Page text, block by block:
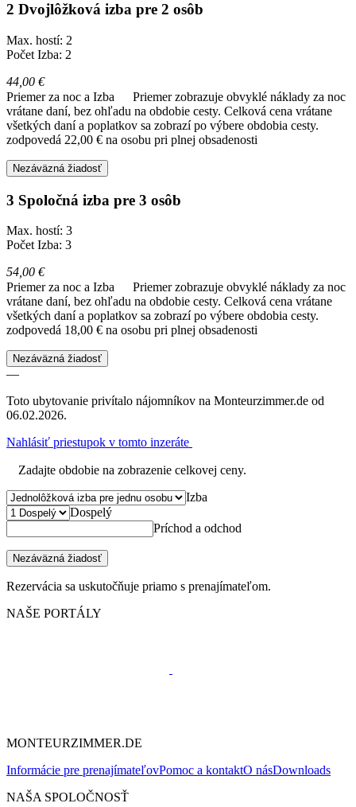
2 Dvojlôžková izba pre 2 osôb
Max. hostí: 2
Počet Izba: 2
44,00 €
Priemer za noc a Izba
Priemer zobrazuje obvyklé náklady za noc
vrátane daní, bez ohľadu na obdobie cesty. Celková cena vrátane
všetkých daní a poplatkov sa zobrazí po výbere obdobia cesty.
zodpovedá 22,00 € na osobu pri plnej obsadenosti
Nezáväzná žiadosť
3 Spoločná izba pre 3 osôb
Max. hostí: 3
Počet Izba: 3
54,00 €
Priemer za noc a Izba
Priemer zobrazuje obvyklé náklady za noc
vrátane daní, bez ohľadu na obdobie cesty. Celková cena vrátane
všetkých daní a poplatkov sa zobrazí po výbere obdobia cesty.
zodpovedá 18,00 € na osobu pri plnej obsadenosti
Nezáväzná žiadosť
—
Toto ubytovanie privítalo nájomníkov na Monteurzimmer.de od
06.02.2026.
Nahlásiť priestupok v tomto inzeráte
Zadajte obdobie na zobrazenie celkovej ceny.
Izba
Dospelý
Príchod a odchod
Nezáväzná žiadosť
Rezervácia sa uskutočňuje priamo s prenajímateľom.
NAŠE PORTÁLY
MONTEURZIMMER.DE
Informácie pre prenajímateľovPomoc a kontaktO násDownloads
NAŠA SPOLOČNOSŤ